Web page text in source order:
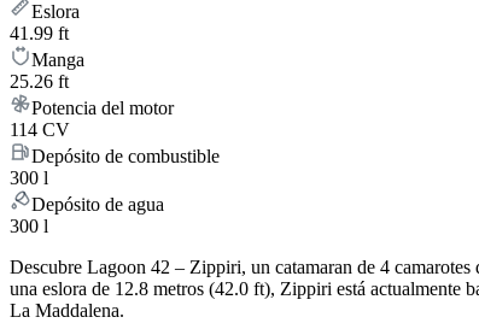
Eslora
41.99 ft
Manga
25.26 ft
Potencia del motor
114 CV
Depósito de combustible
300 l
Depósito de agua
300 l
Descubre Lagoon 42 – Zippiri, un catamaran de 4
una eslora de 12.8 metros (42.0 ft), Zippiri está actualmente
La Maddalena.